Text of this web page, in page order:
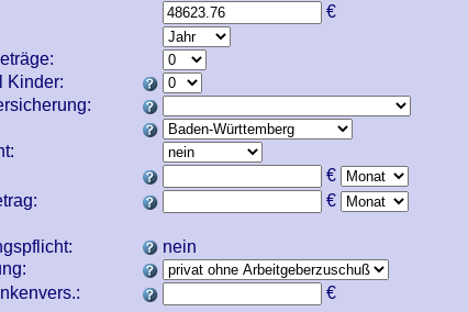
€
Kinder:
€
€
nein
€